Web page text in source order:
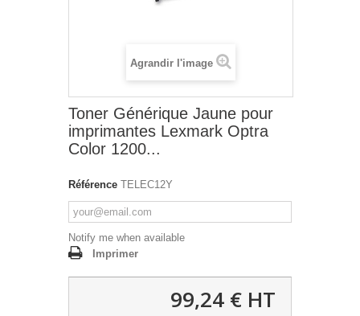
Agrandir l'image
Toner Générique Jaune pour
imprimantes Lexmark Optra
Color 1200...
Référence TELEC12Y
Notify me when available
Imprimer
99,24 € HT